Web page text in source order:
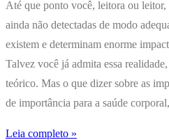
Até que ponto você, leitora ou leitor,
ainda não detectadas de modo
existem e determinam enorme
Talvez você já admita essa
teórico. Mas o que dizer sobre as
de importância para a saúde
Leia completo »